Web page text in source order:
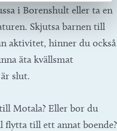
i Borenshult eller ta en
Skjutsa barnen till
aktivitet, hinner du också
äta kvällsmat
slut.
Motala? Eller bor du
flytta till ett annat boende?